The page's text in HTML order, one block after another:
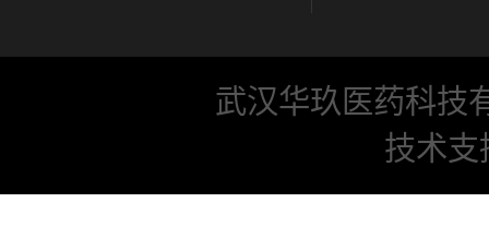
武汉华玖医药科技
技术